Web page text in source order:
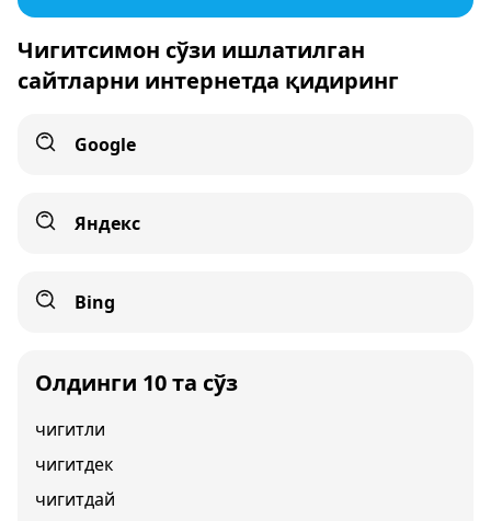
Чигитсимон сўзи ишлатилган
сайтларни интернетда қидиринг
Google
Яндекс
Bing
Олдинги 10 та сўз
чигитли
чигитдек
чигитдай